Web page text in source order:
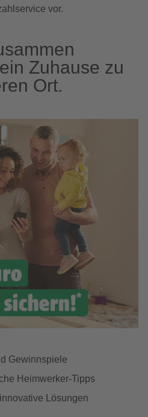
vor.
Zuhause zu
Ort.
Gewinnspiele
Heimwerker-Tipps
Lösungen